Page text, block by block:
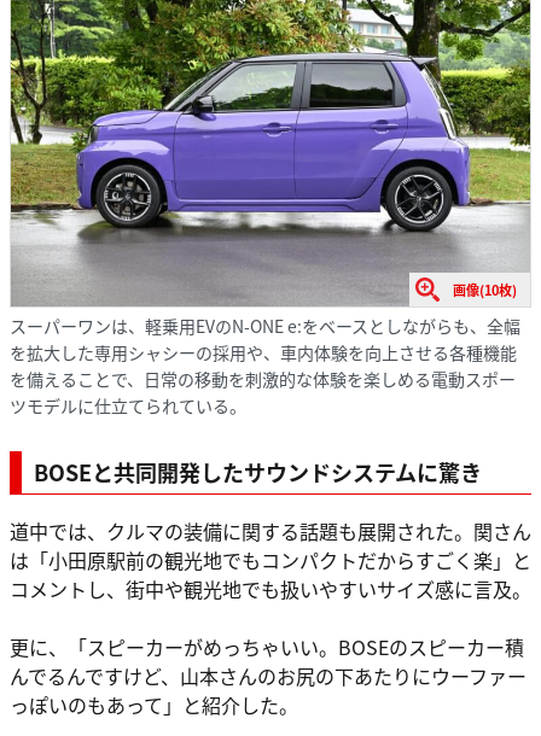
画像(10枚)
スーパーワンは、軽乗用EVのN-ONE e:をベースとしながらも、全幅
を拡大した専用シャシーの採用や、車内体験を向上させる各種機能
を備えることで、日常の移動を刺激的な体験を楽しめる電動スポー
ツモデルに仕立てられている。
BOSEと共同開発したサウンドシステムに驚き
道中では、クルマの装備に関する話題も展開された。関さん
は「小田原駅前の観光地でもコンパクトだからすごく楽」と
コメントし、街中や観光地でも扱いやすいサイズ感に言及。
更に、「スピーカーがめっちゃいい。BOSEのスピーカー積
んでるんですけど、山本さんのお尻の下あたりにウーファー
っぽいのもあって」と紹介した。